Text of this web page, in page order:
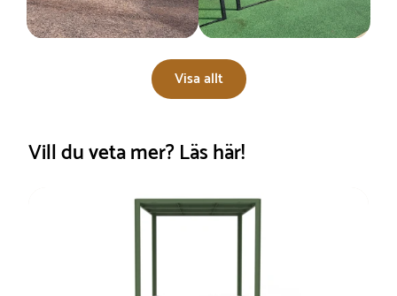
Visa allt
Vill du veta mer? Läs här!